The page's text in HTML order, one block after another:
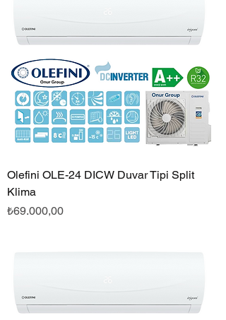
Olefini OLE-24 DICW Duvar Tipi Split
Klima
Fiyat
₺69.000,00